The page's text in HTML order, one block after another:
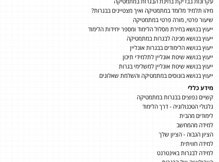
מיהו תלמיד מלומד במתמטיקה ואיך מצטיינים בבגרות?
שיעור פרטי, מורה פרטי במתמטיקה
ייעוץ בנושא בחירת מסלול הלימוד ומספר יחידות הלימוד
ייעוץ בנושא מכינה לבגרות במתמטיקה
ייעוץ בנושא הלימודים בבגרות אונליין
ייעוץ בנושא שיטת אונליין לתלמידי תיכון
ייעוץ בנושא שיטת אונליין למשלימי בגרות
ייעוץ בנושא בונוסים במתמטיקה והשלמת שאלונים
מידע כללי
קשיים נפוצים בבגרות במתמטיקה
גלגולי הטכנולוגיה - דרך הלימוד
לימודים מהבית
למידה מהמחשב
הציון הגבוה - הציון שלך
למידה חוויתית
למידה לבגרות באינטרנט